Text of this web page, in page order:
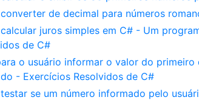
de decimal para números
juros simples em C# - Um
de C#
o usuário informar o valor do
- Exercícios Resolvidos de C#
se um número informado pelo